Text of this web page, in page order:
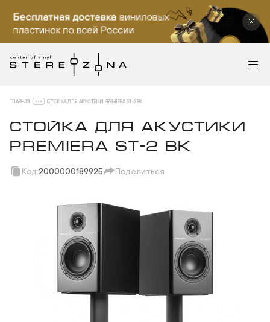
ГЛАВНАЯ СТОЙКА ДЛЯ АКУСТИКИ PREMIERA ST-2 BK
СТОЙКА ДЛЯ АКУСТИКИ
PREMIERA ST-2 BK
Код:2000000189925 Поделиться
Вотсап
Телеграм
Макс
ВКонтакте
Одноклассники